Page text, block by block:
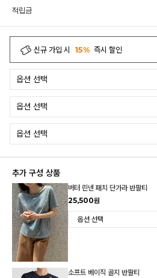
적립금
신규 가입 시 15% 즉시 할인
추가 구성 상품
버터 린넨 패치 단가라 반팔티
25,500원
소프트 베이직 골지 반팔티